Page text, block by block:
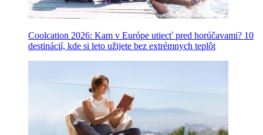
Coolcation 2026: Kam v Európe utiecť pred horúčavami? 10
destinácií, kde si leto užijete bez extrémnych teplôt